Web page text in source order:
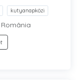
kutyanapközi